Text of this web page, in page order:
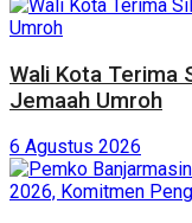
Wali Kota Terima
Jemaah Umroh
6 Agustus 2026